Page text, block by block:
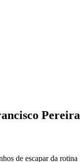
Pereira
de escapar da rotina